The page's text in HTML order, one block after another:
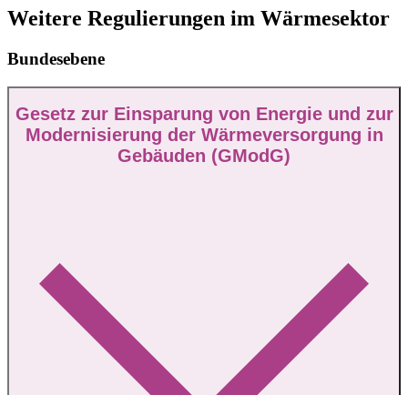
Weitere Regulierungen im Wärmesektor
Bundesebene
Gesetz zur Einsparung von Energie und zur
Modernisierung der Wärmeversorgung in
Gebäuden (GModG)